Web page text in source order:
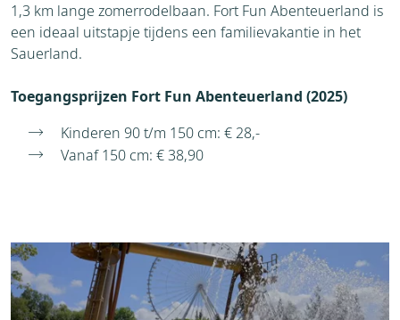
1,3 km lange zomerrodelbaan. Fort Fun Abenteuerland is
een ideaal uitstapje tijdens een familievakantie in het
Sauerland.
Toegangsprijzen Fort Fun Abenteuerland (2025)
Kinderen 90 t/m 150 cm: € 28,-
Vanaf 150 cm: € 38,90